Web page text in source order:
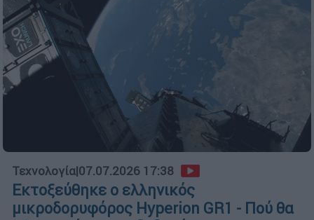
Τεχνολογία|07.07.2026 17:38
Εκτοξεύθηκε ο ελληνικός
μικροδορυφόρος Hyperion GR1 - Πού θα